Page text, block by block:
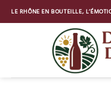
LE RHÔNE EN BOUTEILLE,